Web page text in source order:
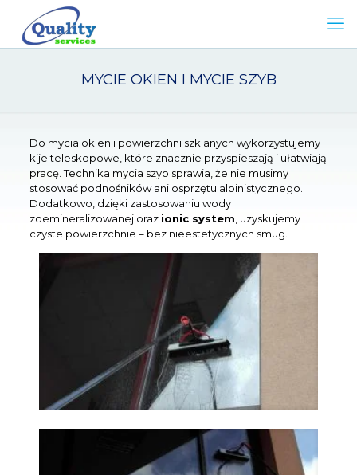
MYCIE OKIEN I MYCIE SZYB
Do mycia okien i powierzchni szklanych wykorzystujemy
kije teleskopowe, które znacznie przyspieszają i ułatwiają
pracę. Technika mycia szyb sprawia, że nie musimy
stosować podnośników ani osprzętu alpinistycznego.
Dodatkowo, dzięki zastosowaniu wody
zdemineralizowanej oraz ionic system , uzyskujemy
czyste powierzchnie – bez nieestetycznych smug.